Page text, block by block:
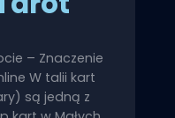
– Znaczenie
W talii kart
są jedną z